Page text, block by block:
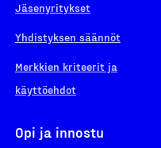
Jäsenyritykset
Yhdistyksen säännöt
Merkkien kriteerit ja
käyttöehdot
Opi ja innostu